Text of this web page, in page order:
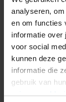
analyseren,
en om functies
informatie over
voor social
kunnen deze
informatie die
gebruik van